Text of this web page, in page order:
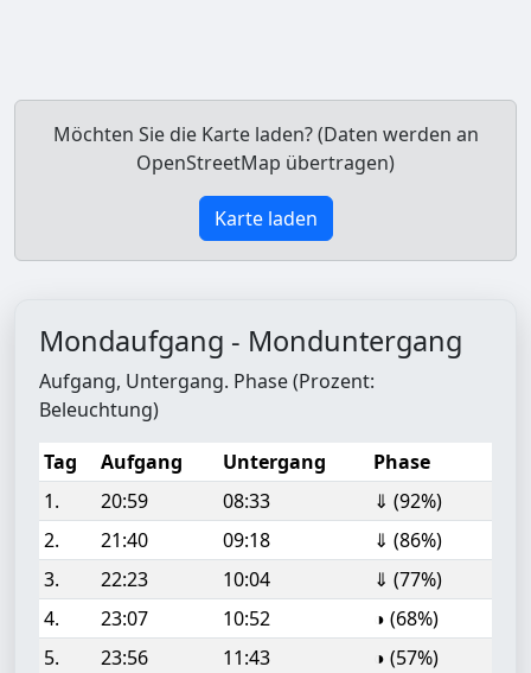
Möchten Sie die Karte laden? (Daten werden an
OpenStreetMap übertragen)
Karte laden
Mondaufgang - Monduntergang
Aufgang, Untergang. Phase (Prozent:
Beleuchtung)
Tag
Aufgang Untergang
Phase
1.
20:59 08:33
⇓ (92%)
2.
21:40 09:18
⇓ (86%)
3.
22:23 10:04
⇓ (77%)
4.
23:07 10:52
◑ (68%)
5.
23:56 11:43
◑ (57%)